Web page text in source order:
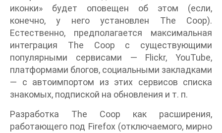
иконки» будет оповещен об этом (если,
конечно, у него установлен The Coop).
Естественно, предполагается максимальная
интеграция The Coop с существующими
популярными сервисами — Flickr, YouTube,
платформами блогов, социальными закладками
— с автоимпортом из этих сервисов списка
знакомых, подпиской на обновления и т. п.
Разработка The Coop как расширения,
работающего под Firefox (отключаемого, мирно